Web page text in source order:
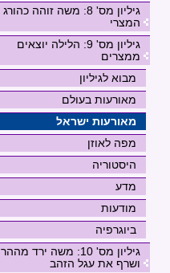
גיליון מס' 8: משה זוהה כהורג
המצרי
גיליון מס' 9: הלילה יוצאים
ממצרים
מבוא לגיליון
מאורעות בעולם
מאורעות ישראל
מפה לאוזן
היסטוריה
מדע
מודעות
ביוגרפיה
גיליון מס' 10: משה ירד מההר
ושרף את עגל הזהב